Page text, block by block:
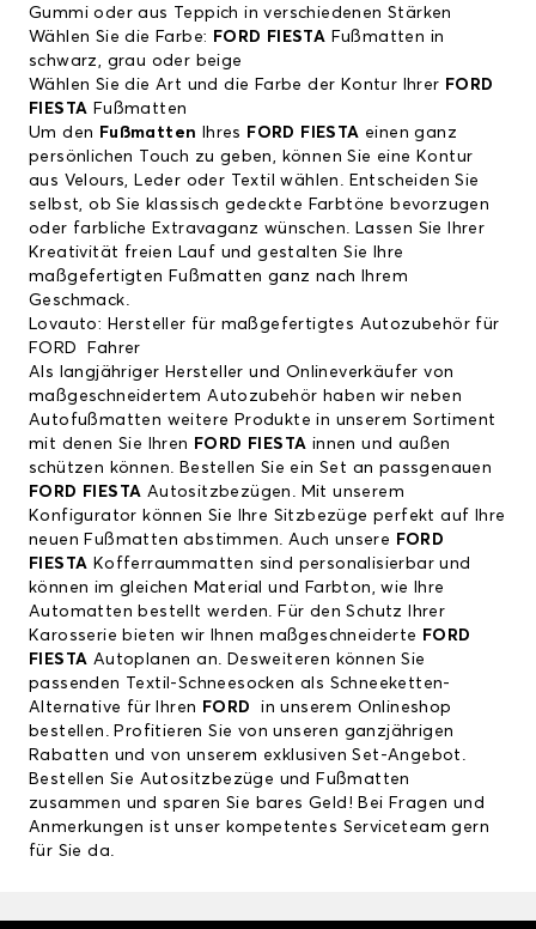
Gummi oder aus Teppich in verschiedenen Stärken
Wählen Sie die Farbe: FORD FIESTA Fußmatten in
schwarz, grau oder beige
Wählen Sie die Art und die Farbe der Kontur Ihrer FORD
FIESTA Fußmatten
Um den Fußmatten Ihres FORD FIESTA einen ganz
persönlichen Touch zu geben, können Sie eine Kontur
aus Velours, Leder oder Textil wählen. Entscheiden Sie
selbst, ob Sie klassisch gedeckte Farbtöne bevorzugen
oder farbliche Extravaganz wünschen. Lassen Sie Ihrer
Kreativität freien Lauf und gestalten Sie Ihre
maßgefertigten Fußmatten ganz nach Ihrem
Geschmack.
Lovauto: Hersteller für maßgefertigtes Autozubehör für
FORD Fahrer
Als langjähriger Hersteller und Onlineverkäufer von
maßgeschneidertem Autozubehör haben wir neben
Autofußmatten weitere Produkte in unserem Sortiment
mit denen Sie Ihren FORD FIESTA innen und außen
schützen können. Bestellen Sie ein Set an passgenauen
FORD FIESTA Autositzbezügen. Mit unserem
Konfigurator können Sie Ihre Sitzbezüge perfekt auf Ihre
neuen Fußmatten abstimmen. Auch unsere FORD
FIESTA Kofferraummatten sind personalisierbar und
können im gleichen Material und Farbton, wie Ihre
Automatten bestellt werden. Für den Schutz Ihrer
Karosserie bieten wir Ihnen maßgeschneiderte FORD
FIESTA Autoplanen an. Desweiteren können Sie
passenden Textil-Schneesocken als Schneeketten-
Alternative für Ihren FORD
in unserem Onlineshop
bestellen. Profitieren Sie von unseren ganzjährigen
Rabatten und von unserem exklusiven Set-Angebot.
Bestellen Sie Autositzbezüge und Fußmatten
zusammen und sparen Sie bares Geld! Bei Fragen und
Anmerkungen ist unser kompetentes Serviceteam gern
für Sie da.